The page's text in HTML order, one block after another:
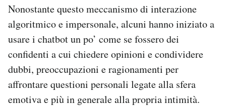
Nonostante questo meccanismo di interazione
algoritmico e impersonale, alcuni hanno iniziato a
usare i chatbot un po’ come se fossero dei
confidenti a cui chiedere opinioni e condividere
dubbi, preoccupazioni e ragionamenti per
affrontare questioni personali legate alla sfera
emotiva e più in generale alla propria intimità.